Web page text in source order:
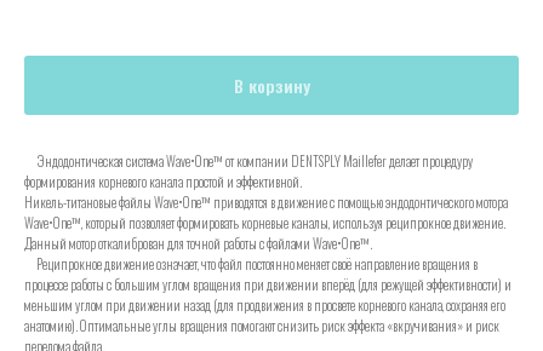
В корзину
Эндодонтическая система Wave•One™ от компании DENTSPLY Maillefer делает процедуру
формирования корневого канала простой и эффективной.
Никель-титановые файлы Wave•One™ приводятся в движение с помощью эндодонтического мотора
Wave•One™, который позволяет формировать корневые каналы, используя реципрокное движение.
Данный мотор откалиброван для точной работы с файлами Wave•One™.
Реципрокное движение означает, что файл постоянно меняет своё направление вращения в
процессе работы с большим углом вращения при движении вперёд (для режущей эффективности) и
меньшим углом при движении назад (для продвижения в просвете корневого канала, сохраняя его
анатомию). Оптимальные углы вращения помогают снизить риск эффекта «вкручивания» и риск
перелома файла.